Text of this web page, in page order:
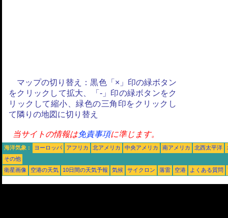
マップの切り替え：黒色「×」印の緑ボタン
をクリックして拡大、「-」印の緑ボタンをク
リックして縮小、緑色の三角印をクリックし
て隣りの地図に切り替え
当サイトの情報は免責事項に準じます。
海洋気象 : ヨーロッパ アフリカ 北アメリカ 中央アメリカ 南アメリカ 北西太平洋
その他
衛星画像
空港の天気 10日間の天気予報 気候 サイクロン 落雷 空港 よくある質問